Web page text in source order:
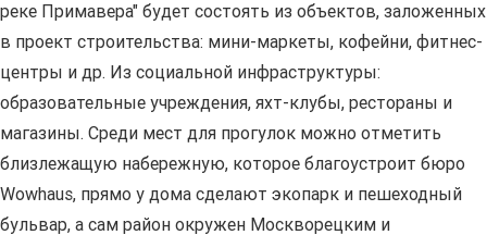
реке Примавера" будет состоять из объектов, заложенных
в проект строительства: мини-маркеты, кофейни, фитнес-
центры и др. Из социальной инфраструктуры:
образовательные учреждения, яхт-клубы, рестораны и
магазины. Среди мест для прогулок можно отметить
близлежащую набережную, которое благоустроит бюро
Wowhaus, прямо у дома сделают экопарк и пешеходный
бульвар, а сам район окружен Москворецким и